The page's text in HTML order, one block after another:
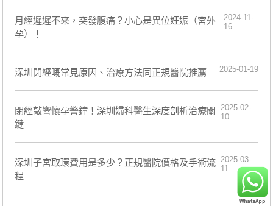
月經遲遲不來，突發腹痛？小心是異位妊娠（宮外
孕）！
2024-11-
16
​深圳閉經嘅常見原因、治療方法同正規醫院推薦 2025-01-19
閉經敲響懷孕警鐘！深圳婦科醫生深度剖析治療關
鍵
2025-02-
10
深圳子宮取環費用是多少？正規醫院價格及手術流
程
2025-03-
11